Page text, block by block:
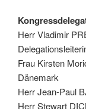
Herr Vladimir
Frau Kirsten
Dänemark
Herr Jean-Paul
Herr Stewart